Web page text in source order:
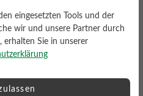
eingesetzten Tools und der
wir und unsere Partner durch
erhalten Sie in unserer